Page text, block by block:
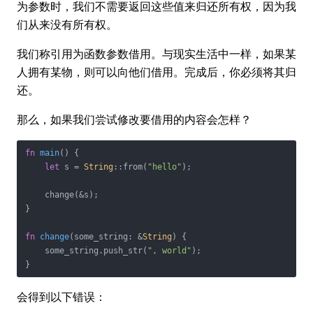
为参数时，我们不需要返回这些值来归还所有权，因为我
们从来没有所有权。
我们称引用为函数参数借用。与现实生活中一样，如果某
人拥有某物，则可以向他们借用。完成后，你必须将其归
还。
那么，如果我们尝试修改要借用的内容会怎样？
fn main() {
let s = String ::from( "hello" );
    change(&s);
}
fn change(some_string: &String ) {
    some_string.push_str(
", world" );
}
会得到以下错误：